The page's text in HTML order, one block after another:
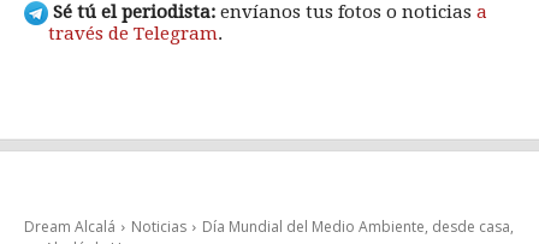
Sé tú el periodista: envíanos tus fotos o noticias a
través de Telegram.